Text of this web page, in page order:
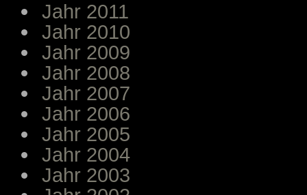
Jahr 2011
Jahr 2010
Jahr 2009
Jahr 2008
Jahr 2007
Jahr 2006
Jahr 2005
Jahr 2004
Jahr 2003